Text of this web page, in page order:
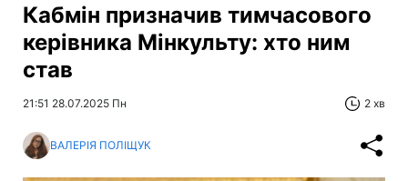
Кабмін призначив тимчасового
керівника Мінкульту: хто ним
став
21:51 28.07.2025 Пн 2 хв
ВАЛЕРІЯ ПОЛІЩУК